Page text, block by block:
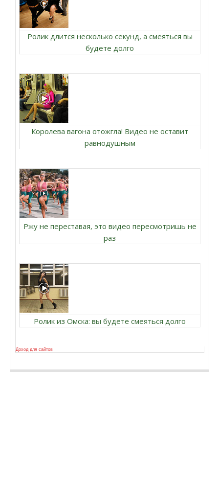
Ролик длится несколько секунд, а смеяться вы
будете долго
Королева вагона отожгла! Видео не оставит
равнодушным
Ржу не переставая, это видео пересмотришь не
раз
Ролик из Омска: вы будете смеяться долго
Доход для сайтов